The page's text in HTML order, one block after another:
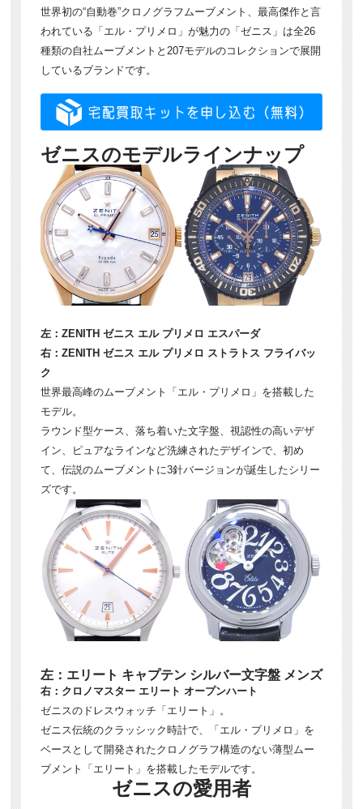
世界初の“自動巻”クロノグラフムーブメント、最高傑作と言
われている「エル・プリメロ」が魅力の「ゼニス」は全26
種類の自社ムーブメントと207モデルのコレクションで展開
しているブランドです。
ゼニスのモデルラインナップ
左：ZENITH ゼニス エル プリメロ エスパーダ
右：ZENITH ゼニス エル プリメロ ストラトス フライバッ
ク
世界最高峰のムーブメント「エル・プリメロ」を搭載した
モデル。
ラウンド型ケース、落ち着いた文字盤、視認性の高いデザ
イン、ピュアなラインなど洗練されたデザインで、初め
て、伝説のムーブメントに3針バージョンが誕生したシリー
ズです。
左：エリート キャプテン シルバー文字盤 メンズ
右：クロノマスター エリート オープンハート
ゼニスのドレスウォッチ「エリート」。
ゼニス伝統のクラッシック時計で、「エル・プリメロ」を
ベースとして開発されたクロノグラフ構造のない薄型ムー
ブメント「エリート」を搭載したモデルです。
ゼニスの愛用者